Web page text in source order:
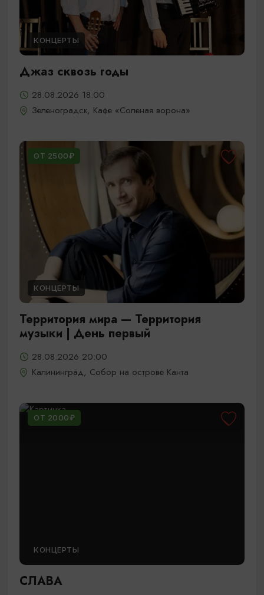
КОНЦЕРТЫ
Джаз сквозь годы
28.08.2026 18:00
Зеленоградск, Кафе «Соленая ворона»
ОТ 2500₽
КОНЦЕРТЫ
Территория мира — Территория
музыки | День первый
28.08.2026 20:00
Калининград, Собор на острове Канта
ОТ 2000₽
КОНЦЕРТЫ
СЛАВА